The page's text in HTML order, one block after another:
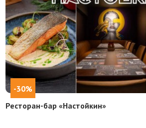
-30%
Ресторан-бар «Настойкин»